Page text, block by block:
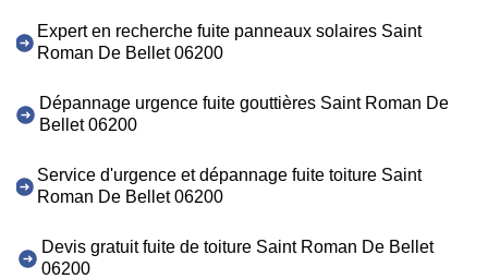
Expert en recherche fuite panneaux solaires Saint
Roman De Bellet 06200
Dépannage urgence fuite gouttières Saint Roman De
Bellet 06200
Service d'urgence et dépannage fuite toiture Saint
Roman De Bellet 06200
Devis gratuit fuite de toiture Saint Roman De Bellet
06200